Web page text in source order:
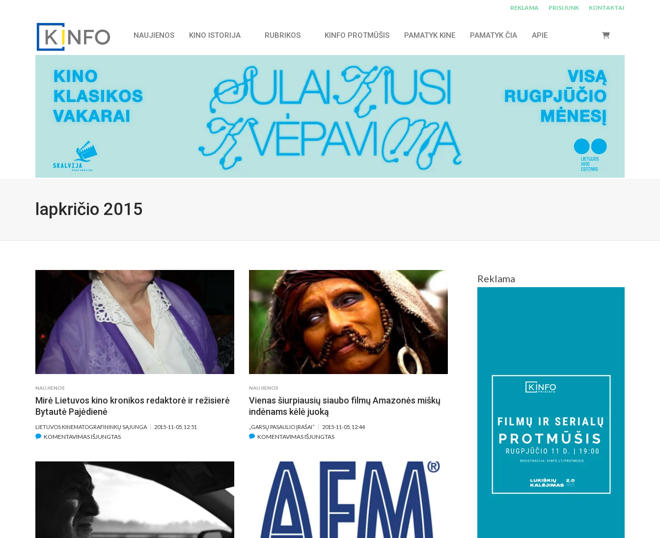
REKLAMA PRISIJUNK KONTAKTAI
NAUJIENOS KINO ISTORIJA RUBRIKOS KINFO PROTMŪŠIS PAMATYK KINE PAMATYK ČIA APIE
lapkričio 2015
NAUJIENOS
Mirė Lietuvos kino kronikos redaktorė ir režisierė
Bytautė Pajėdienė
LIETUVOS KINEMATOGRAFININKŲ SĄJUNGA 2015-11-05, 12:51
KOMENTAVIMAS IŠJUNGTASĮRAŠE
KRONIKOS
BYTAUTĖ
NAUJIENOS
Vienas šiurpiausių siaubo filmų Amazonės miškų
indėnams kėlė juoką
„GARSŲ PASAULIO ĮRAŠAI“ 2015-11-05, 12:44
KOMENTAVIMAS IŠJUNGTASĮRAŠE
FILMŲ
AMAZONĖS
INDĖNAMS
Reklama